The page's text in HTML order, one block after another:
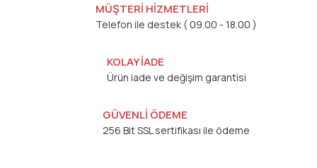
MÜŞTERİ HİZMETLERİ
Telefon ile destek ( 09.00 - 18.00 )
KOLAY İADE
Ürün iade ve değişim garantisi
GÜVENLİ ÖDEME
256 Bit SSL sertifikası ile ödeme